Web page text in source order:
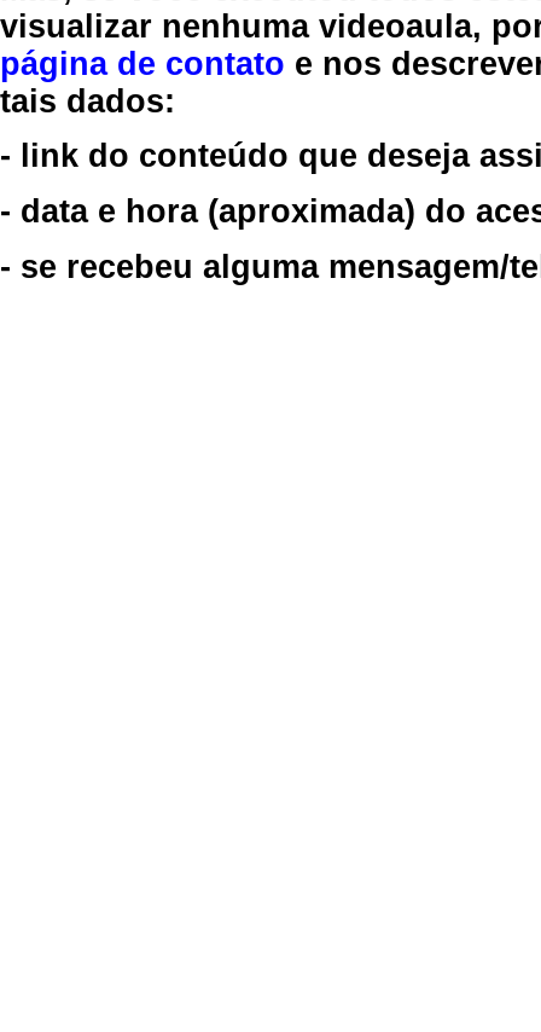
visualizar nenhuma videoaula,
página de contato e nos
tais dados:
- link do conteúdo que deseja
- data e hora (aproximada) do
- se recebeu alguma mensagem/